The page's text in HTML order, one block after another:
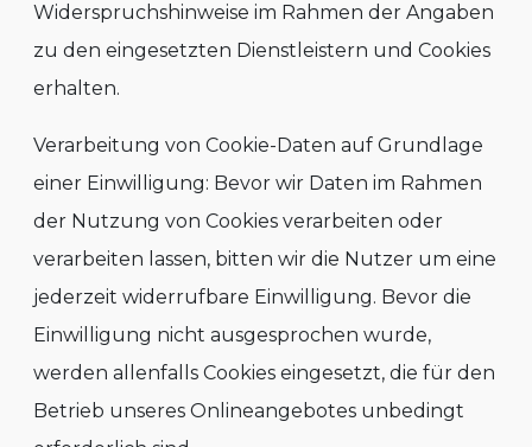
Widerspruchshinweise im Rahmen der Angaben
zu den eingesetzten Dienstleistern und Cookies
erhalten.
Verarbeitung von Cookie-Daten auf Grundlage
einer Einwilligung: Bevor wir Daten im Rahmen
der Nutzung von Cookies verarbeiten oder
verarbeiten lassen, bitten wir die Nutzer um eine
jederzeit widerrufbare Einwilligung. Bevor die
Einwilligung nicht ausgesprochen wurde,
werden allenfalls Cookies eingesetzt, die für den
Betrieb unseres Onlineangebotes unbedingt